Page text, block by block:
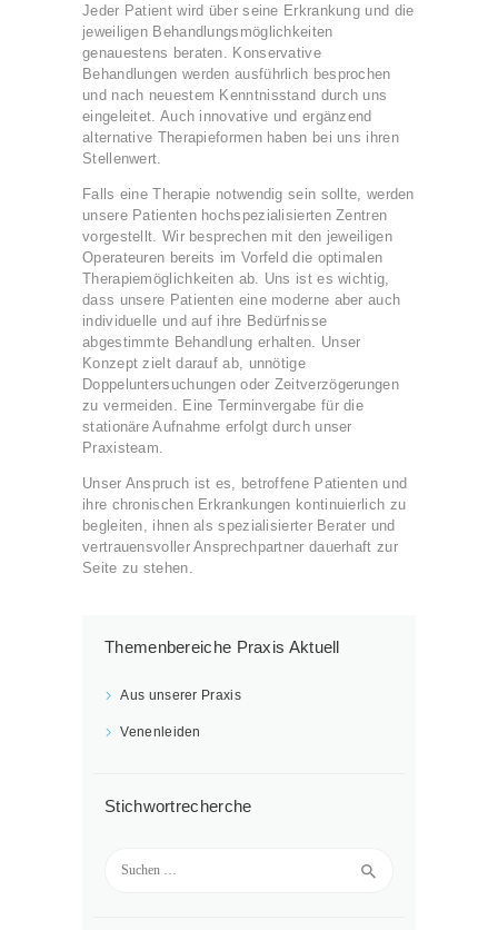
Jeder Patient wird über seine Erkrankung und die
jeweiligen Behandlungsmöglichkeiten
genauestens beraten. Konservative
Behandlungen werden ausführlich besprochen
und nach neuestem Kenntnisstand durch uns
eingeleitet. Auch innovative und ergänzend
alternative Therapieformen haben bei uns ihren
Stellenwert.
Falls eine Therapie notwendig sein sollte, werden
unsere Patienten hochspezialisierten Zentren
vorgestellt. Wir besprechen mit den jeweiligen
Operateuren bereits im Vorfeld die optimalen
Therapiemöglichkeiten ab. Uns ist es wichtig,
dass unsere Patienten eine moderne aber auch
individuelle und auf ihre Bedürfnisse
abgestimmte Behandlung erhalten. Unser
Konzept zielt darauf ab, unnötige
Doppeluntersuchungen oder Zeitverzögerungen
zu vermeiden. Eine Terminvergabe für die
stationäre Aufnahme erfolgt durch unser
Praxisteam.
Unser Anspruch ist es, betroffene Patienten und
ihre chronischen Erkrankungen kontinuierlich zu
begleiten, ihnen als spezialisierter Berater und
vertrauensvoller Ansprechpartner dauerhaft zur
Seite zu stehen.
Themenbereiche Praxis Aktuell
Aus unserer Praxis
Venenleiden
Stichwortrecherche
nach: